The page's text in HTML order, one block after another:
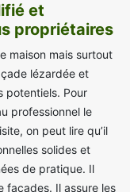
et
propriétaires
maison mais surtout
lézardée et
potentiels. Pour
professionnel le
on peut lire qu’il
solides et
de pratique. Il
façades. Il assure les